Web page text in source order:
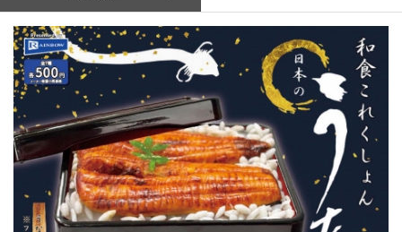
ログイン 会員登録
入荷スケジュールをチェック
カプセルトイマシン本体
カプセルトイ